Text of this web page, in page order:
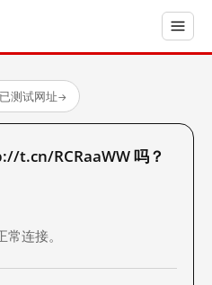
测试网址→
t.cn/RCRaaWW 吗？
连接。